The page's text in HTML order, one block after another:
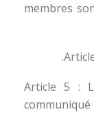
membres
Article 5 :